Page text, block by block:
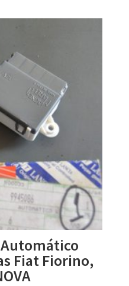
Automático
Fiat Fiorino,